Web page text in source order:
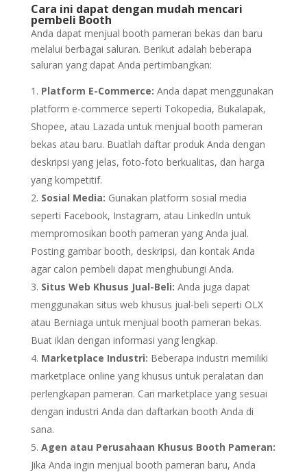
Cara ini dapat dengan mudah mencari
pembeli Booth
Anda dapat menjual booth pameran bekas dan baru
melalui berbagai saluran. Berikut adalah beberapa
saluran yang dapat Anda pertimbangkan:
Platform E-Commerce: Anda dapat menggunakan
platform e-commerce seperti Tokopedia, Bukalapak,
Shopee, atau Lazada untuk menjual booth pameran
bekas atau baru. Buatlah daftar produk Anda dengan
deskripsi yang jelas, foto-foto berkualitas, dan harga
yang kompetitif.
Sosial Media: Gunakan platform sosial media
seperti Facebook, Instagram, atau LinkedIn untuk
mempromosikan booth pameran yang Anda jual.
Posting gambar booth, deskripsi, dan kontak Anda
agar calon pembeli dapat menghubungi Anda.
Situs Web Khusus Jual-Beli: Anda juga dapat
menggunakan situs web khusus jual-beli seperti OLX
atau Berniaga untuk menjual booth pameran bekas.
Buat iklan dengan informasi yang lengkap.
Marketplace Industri: Beberapa industri memiliki
marketplace online yang khusus untuk peralatan dan
perlengkapan pameran. Cari marketplace yang sesuai
dengan industri Anda dan daftarkan booth Anda di
sana.
Agen atau Perusahaan Khusus Booth Pameran:
Jika Anda ingin menjual booth pameran baru, Anda